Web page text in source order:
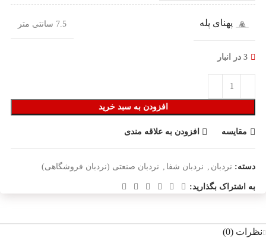
پهنای پله 7.5 سانتی متر
3 در انبار
افزودن به سبد خرید
مقایسه افزودن به علاقه مندی
دسته: نردبان , نردبان شفا , نردبان صنعتی (نردبان فروشگاهی)
به اشتراک بگذارید:
نظرات (0)